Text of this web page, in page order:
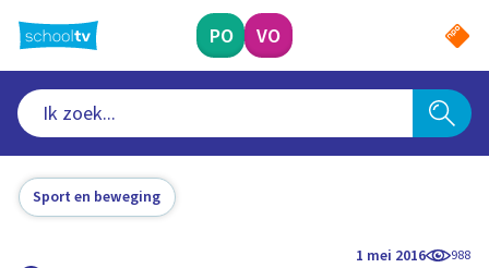
naar
hoofdinhoud
PO VO
Sport en beweging
1 mei 2016 988